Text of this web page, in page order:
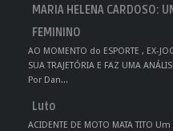
MARIA HELENA CARDOSO:
FEMININO
AO MOMENTO do ESPORTE , EX-
SUA TRAJETÓRIA E FAZ UMA
Por Dan...
Luto
ACIDENTE DE MOTO MATA TITO